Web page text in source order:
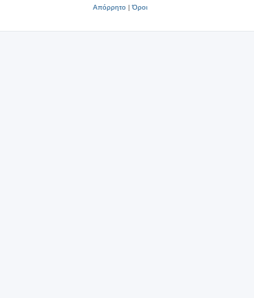
Απόρρητο|Όροι